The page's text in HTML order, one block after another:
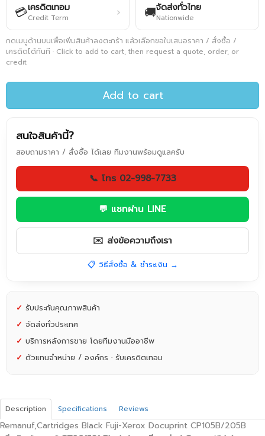
💳เครดิตเทอม
Credit Term › 🚚จัดส่งทั่วไทย
Nationwide
กดเมนูด้านบนเพื่อเพิ่มสินค้าลงตะกร้า แล้วเลือกขอใบเสนอราคา / สั่งซื้อ /
เครดิตได้ทันที · Click to add to cart, then request a quote, order, or
credit
Add to cart
สนใจสินค้านี้?
สอบถามราคา / สั่งซื้อ ได้เลย ทีมงานพร้อมดูแลครับ
📞 โทร 02-998-7733
💬 แชทผ่าน LINE
✉️ ส่งข้อความถึงเรา
📋 วิธีสั่งซื้อ & ชำระเงิน →
✓ รับประกันคุณภาพสินค้า
✓ จัดส่งทั่วประเทศ
✓ บริการหลังการขาย โดยทีมงานมืออาชีพ
✓ ตัวแทนจำหน่าย / องค์กร · รับเครดิตเทอม
Description Specifications Reviews
Remanuf,Cartridges Black Fuji-Xerox Docuprint CP105B/205B